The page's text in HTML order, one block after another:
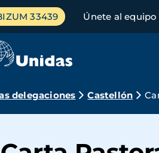
33439 Únete al equipo
delegaciones Castellón